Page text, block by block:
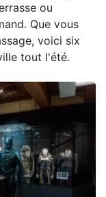
ou
Que vous
voici six
tout l'été.